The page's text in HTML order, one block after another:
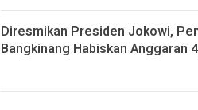
Diresmikan Presiden Jokowi,
Bangkinang Habiskan Anggaran